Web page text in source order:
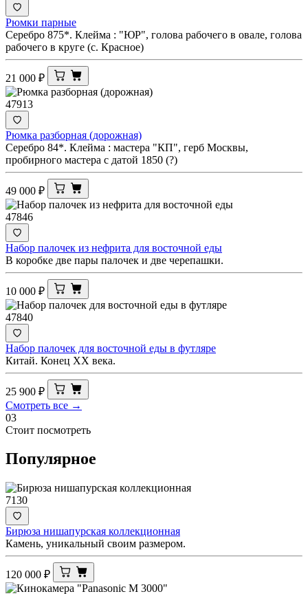
Рюмки парные
Серебро 875*. Клейма : "ЮР", голова рабочего в овале, голова
рабочего в круге (с. Красное)
21 000 ₽
47913
Рюмка разборная (дорожная)
Серебро 84*. Клейма : мастера "КП", герб Москвы,
пробирного мастера с датой 1850 (?)
49 000 ₽
47846
Набор палочек из нефрита для восточной еды
В коробке две пары палочек и две черепашки.
10 000 ₽
47840
Набор палочек для восточной еды в футляре
Китай. Конец ХХ века.
25 900 ₽
Смотреть все →
03
Стоит посмотреть
Популярное
7130
Бирюза нишапурская коллекционная
Камень, уникальный своим размером.
120 000 ₽